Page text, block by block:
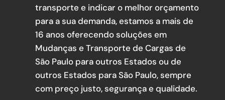
transporte e indicar o melhor orçamento
para a sua demanda, estamos a mais de
16 anos oferecendo soluções em
Mudanças e Transporte de Cargas de
São Paulo para outros Estados ou de
outros Estados para São Paulo, sempre
com preço justo, segurança e qualidade.